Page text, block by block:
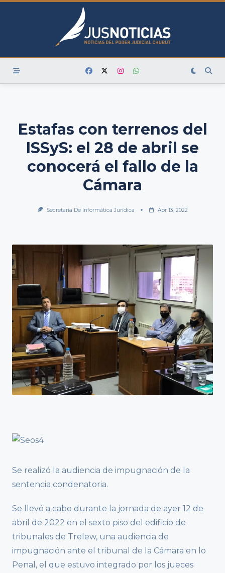
Skip
Estafas con terrenos del
ISSyS: el 28 de abril se
conocerá el fallo de la
Cámara
Secretaría De Informática Jurídica Abr 13, 2022
Se realizó la audiencia de impugnación de la
sentencia condenatoria.
Se llevó a cabo durante la jornada de ayer 12 de
abril de 2022 en el sexto piso del edificio de
tribunales de Trelew, una audiencia de
impugnación ante el tribunal de la Cámara en lo
Penal, el que estuvo integrado por los jueces